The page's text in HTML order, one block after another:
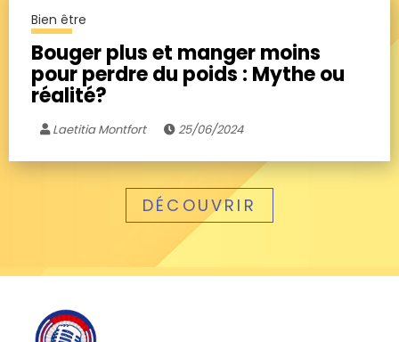
Bien être
Bouger plus et manger moins
pour perdre du poids : Mythe ou
réalité?
Laetitia Montfort 25/06/2024
DÉCOUVRIR